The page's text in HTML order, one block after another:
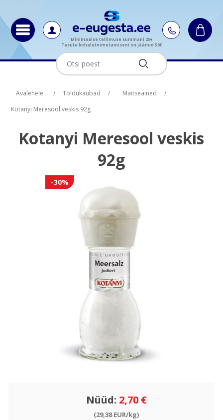
Minimaalse tellimuse summani 25€
Tasuta kohaletoimetamiseni on jäänud 50€
Avalehele / Toidukaubad / Maitseained
/
Kotanyi Meresool veskis 92g
Kotanyi Meresool veskis
92g
-30%
Nüüd: 2,70 €
(29,38 EUR/kg)